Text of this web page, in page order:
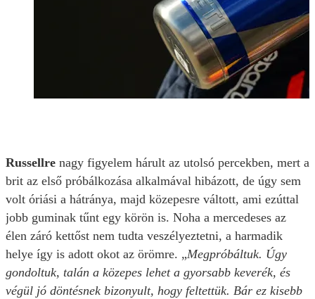
Russellre nagy figyelem hárult az utolsó percekben, mert a
brit az első próbálkozása alkalmával hibázott, de úgy sem
volt óriási a hátránya, majd közepesre váltott, ami ezúttal
jobb guminak tűnt egy körön is. Noha a mercedeses az
élen záró kettőst nem tudta veszélyeztetni, a harmadik
helye így is adott okot az örömre. „Megpróbáltuk. Úgy
gondoltuk, talán a közepes lehet a gyorsabb keverék, és
végül jó döntésnek bizonyult, hogy feltettük. Bár ez kisebb